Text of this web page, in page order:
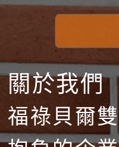
關於我們
福祿貝爾